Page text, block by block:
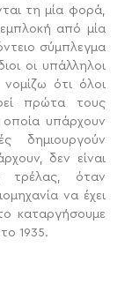
τη μία φορά,
από μία
σύμπλεγμα
οι υπάλληλοι
νομίζω ότι όλοι
πρώτα τους
υπάρχουν
δημιουργούν
δεν είναι
τρέλας, όταν
να έχει
καταργήσουμε
1935.